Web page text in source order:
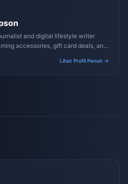
and digital lifestyle writer
accessories, gift card deals, and
Lihat Profil Penuh →